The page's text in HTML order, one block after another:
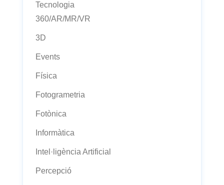
Tecnologia
360/AR/MR/VR
3D
Events
Física
Fotogrametria
Fotònica
Informàtica
Intel·ligència Artificial
Percepció